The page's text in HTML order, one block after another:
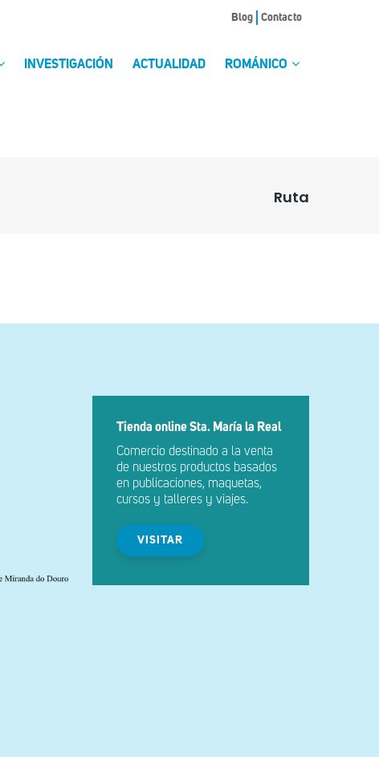
Blog Contacto
INVESTIGACIÓN ACTUALIDAD ROMÁNICO
Ruta
Tienda online Sta. María la Real
Comercio destinado a la venta
de nuestros productos basados
en publicaciones, maquetas,
cursos y talleres y viajes.
VISITAR